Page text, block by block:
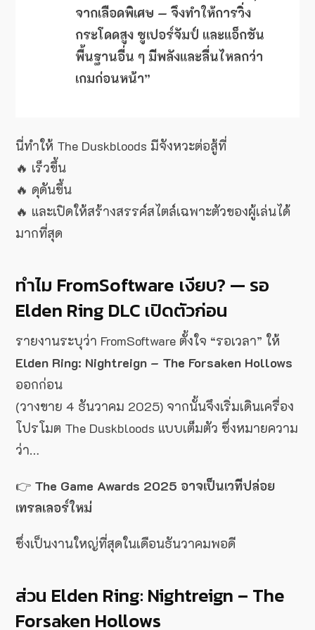
จากเลือดพิเศษ — จึงทำให้การวิ่ง
กระโดดสูง ซูเปอร์จัมป์ และแอ็กชัน
พื้นฐานอื่น ๆ มีพลังและลื่นไหลกว่า
เกมก่อนหน้า”
นี่ทำให้ The Duskbloods มีจังหวะต่อสู้ที่
🔥 เร็วขึ้น
🔥 ดุดันขึ้น
🔥 และเปิดให้สร้างสรรค์สไตล์เฉพาะตัวของผู้เล่นได้
มากที่สุด
ทำไม FromSoftware เงียบ? — รอ
Elden Ring DLC เปิดตัวก่อน
รายงานระบุว่า FromSoftware ตั้งใจ “รอเวลา” ให้
Elden Ring: Nightreign – The Forsaken Hollows
ออกก่อน
(วางขาย 4 ธันวาคม 2025) จากนั้นจึงเริ่มเดินเครื่อง
โปรโมต The Duskbloods แบบเต็มตัว ซึ่งหมายความ
ว่า…
👉 The Game Awards 2025 อาจเป็นเวทีปล่อย
เทรลเลอร์ใหม่
ซึ่งเป็นงานใหญ่ที่สุดในเดือนธันวาคมพอดี
ส่วน Elden Ring: Nightreign – The
Forsaken Hollows